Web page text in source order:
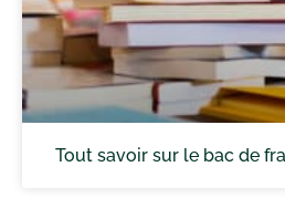
Tout savoir sur le bac de